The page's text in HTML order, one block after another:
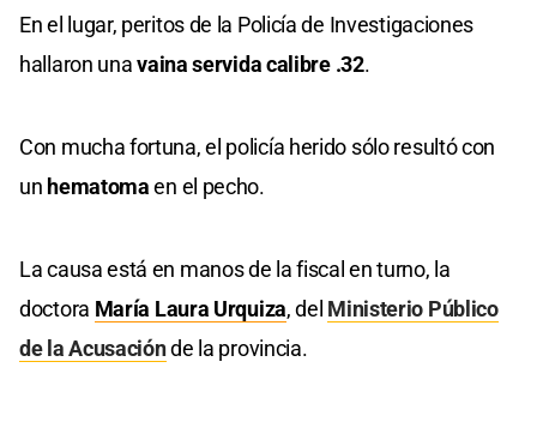
En el lugar, peritos de la Policía de Investigaciones
hallaron unavaina servida calibre .32.
Con mucha fortuna, el policía herido sólo resultó con
un hematomaen el pecho.
La causa está en manos de la fiscal en turno, la
doctora María Laura Urquiza, del Ministerio Público
de la Acusaciónde la provincia.